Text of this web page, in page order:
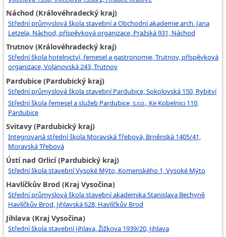
Náchod (Královéhradecký kraj)
Střední průmyslová škola stavební a Obchodní akademie arch. Jana
Letzela, Náchod, příspěvková organizace, Pražská 931, Náchod
Trutnov (Královéhradecký kraj)
Střední škola hotelnictví, řemesel a gastronomie, Trutnov, příspěvková
organizace, Volanovská 243, Trutnov
Pardubice (Pardubický kraj)
Střední průmyslová škola stavební Pardubice, Sokolovská 150, Rybitví
Střední škola řemesel a služeb Pardubice, s.r.o., Ke Kobelnici 110,
Pardubice
Svitavy (Pardubický kraj)
Integrovaná střední škola Moravská Třebová, Brněnská 1405/41,
Moravská Třebová
Ústí nad Orlicí (Pardubický kraj)
Střední škola stavební Vysoké Mýto, Komenského 1, Vysoké Mýto
Havlíčkův Brod (Kraj Vysočina)
Střední průmyslová škola stavební akademika Stanislava Bechyně
Havlíčkův Brod, Jihlavská 628, Havlíčkův Brod
Jihlava (Kraj Vysočina)
Střední škola stavební Jihlava, Žižkova 1939/20, Jihlava